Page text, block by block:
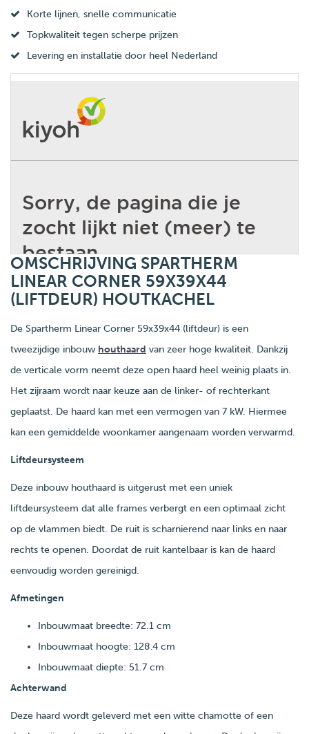
Korte lijnen, snelle communicatie
Topkwaliteit tegen scherpe prijzen
Levering en installatie door heel Nederland
OMSCHRIJVING SPARTHERM
LINEAR CORNER 59X39X44
(LIFTDEUR) HOUTKACHEL
De Spartherm Linear Corner 59x39x44 (liftdeur) is een
tweezijdige inbouw houthaard van zeer hoge kwaliteit. Dankzij
de verticale vorm neemt deze open haard heel weinig plaats in.
Het zijraam wordt naar keuze aan de linker- of rechterkant
geplaatst. De haard kan met een vermogen van 7 kW. Hiermee
kan een gemiddelde woonkamer aangenaam worden verwarmd.
Liftdeursysteem
Deze inbouw houthaard is uitgerust met een uniek
liftdeursysteem dat alle frames verbergt en een optimaal zicht
op de vlammen biedt. De ruit is scharnierend naar links en naar
rechts te openen. Doordat de ruit kantelbaar is kan de haard
eenvoudig worden gereinigd.
Afmetingen
Inbouwmaat breedte: 72.1 cm
Inbouwmaat hoogte: 128.4 cm
Inbouwmaat diepte: 51.7 cm
Achterwand
Deze haard wordt geleverd met een witte chamotte of een